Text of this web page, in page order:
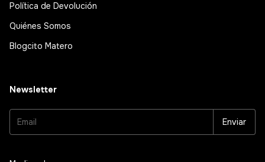
Política de Devolución
Quiénes Somos
Blogcito Matero
Newsletter